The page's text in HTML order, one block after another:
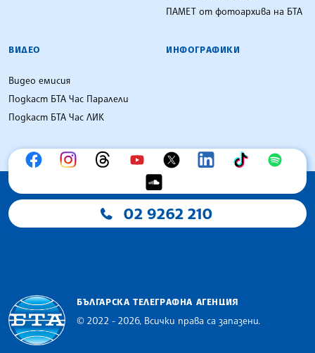
ПАМЕТ от фотоархива на БТА
ВИДЕО
Видео емисия
Подкаст БТА Час Паралели
Подкаст БТА Час ЛИК
ИНФОГРАФИКИ
02 9262 210
БЪЛГАРСКА ТЕЛЕГРАФНА АГЕНЦИЯ
© 2022 - 2026, Всички права са запазени.